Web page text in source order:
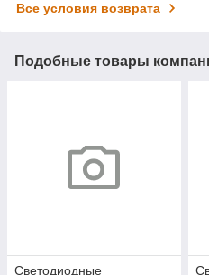
Все условия возврата
Подобные товары
Светодиодные